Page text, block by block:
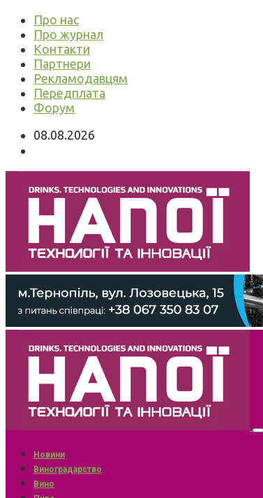
Про нас
Про журнал
Контакти
Партнери
Рекламодавцям
Передплата
Форум
08.08.2026
Новини
Виноградарство
Вино